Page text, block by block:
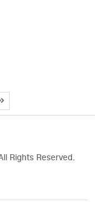
Rights Reserved.